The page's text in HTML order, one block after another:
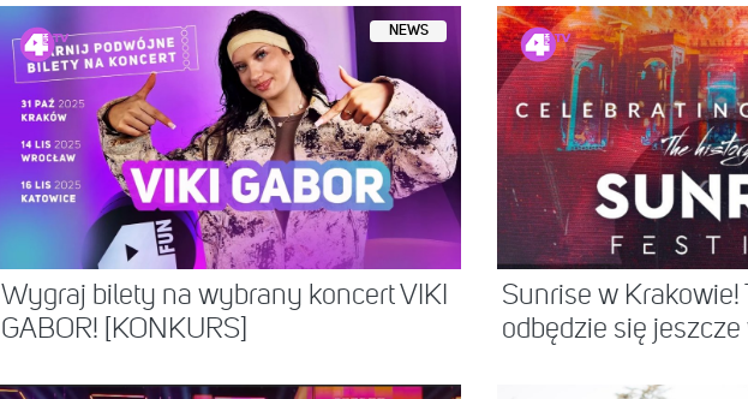
NEWS
Wygraj bilety na wybrany koncert VIKI
GABOR! [KONKURS]
Sunrise w Krakowie!
odbędzie się